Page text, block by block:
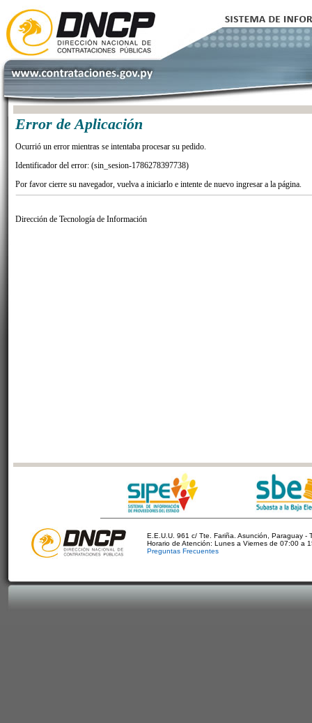
Error de Aplicación
Ocurrió un error mientras se intentaba procesar su pedido.
Identificador del error: (sin_sesion-1786278397738)
Por favor cierre su navegador, vuelva a iniciarlo e intente de nuevo ingresar a la página.
Dirección de Tecnología de Información
E.E.U.U. 961 c/ Tte. Fariña. Asunción, Paraguay -
Horario de Atención: Lunes a Viernes de 07:00 a
Preguntas Frecuentes